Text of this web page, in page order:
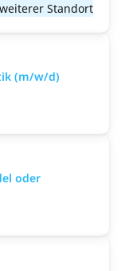
Standort
(m/w/d)
oder